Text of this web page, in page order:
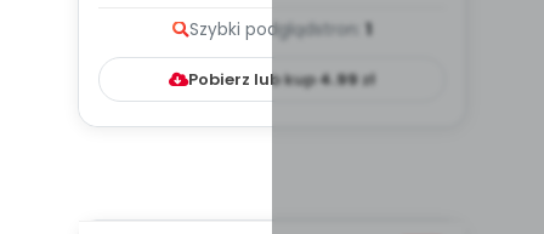
Szybki podglądstron: 1
Pobierz lub kup4.99zł